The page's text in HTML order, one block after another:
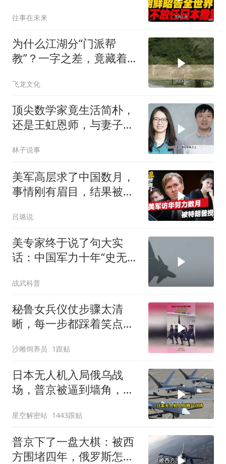
往事在未来
为什么江湖分“门派帮
教”？一字之差，竟藏着不
飞龙文化
顶尖数学家竟生活简朴，
还是王虹恩师，与妻子合
林子说事
美军高层求了中国数月，
事情刚有眉目，结果被特
吕璐说
美专家终于说了句大实
话：中国军力十年“史无前
住了
战武科普
秘鲁女兵仪仗步骤太清
晰，每一步都踩着笑点，
沙雕饲养员 1跟贴
日本无人机入局俄乌战
场，普京被逼到墙角，这
星空解密站 1443跟贴
普京下了一盘大棋：被西
方围堵四年，俄罗斯怎么